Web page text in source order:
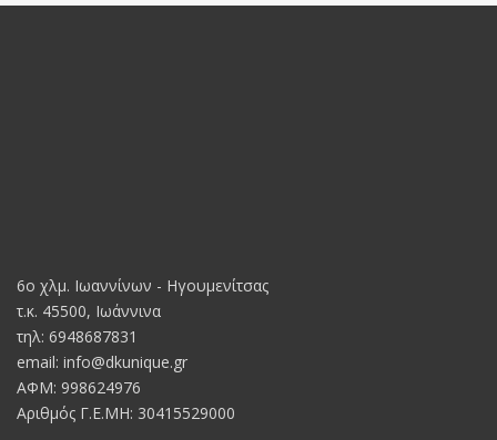
6o χλμ. Ιωαννίνων - Ηγουμενίτσας
τ.κ. 45500, Ιωάννινα
τηλ: 6948687831
email: info@dkunique.gr
ΑΦΜ: 998624976
Αριθμός Γ.Ε.ΜΗ: 30415529000